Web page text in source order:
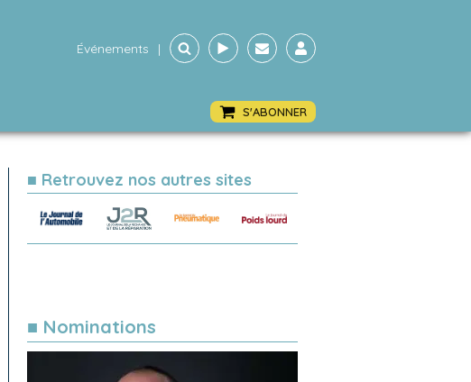
Événements |
S'ABONNER
■ Retrouvez nos autres sites
■ Nominations